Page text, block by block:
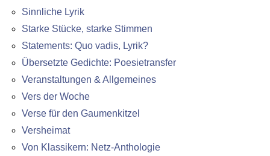
Sinnliche Lyrik
Starke Stücke, starke Stimmen
Statements: Quo vadis, Lyrik?
Übersetzte Gedichte: Poesietransfer
Veranstaltungen & Allgemeines
Vers der Woche
Verse für den Gaumenkitzel
Versheimat
Von Klassikern: Netz-Anthologie